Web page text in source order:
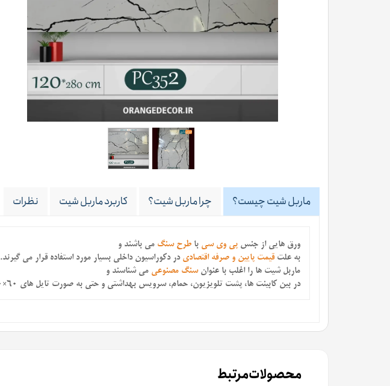
ماربل شیت چیست؟ چرا ماربل شیت؟ کاربرد ماربل شیت نظرات
ورق هایی از جنس پی وی سی با طرح سنگ می باشند و
به علتقیمت پایین و صرفه اقتصادی در دکوراسیون داخلی بسیار مورد استفاده قرار می گیرند.
ماربل شیت ها را اغلب با عنوانسنگ مصنوعی می شناسند و
در بین کابینت ها، پشت تلویزیون، حمام، سرویس بهداشتی و حتی به صورت تایل های 60×60 به عنوان سقف کاذب نیز استفاده می نمایند.
محصولات مرتبط